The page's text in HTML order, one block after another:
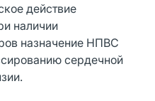
действие
наличии
назначение НПВС
сердечной